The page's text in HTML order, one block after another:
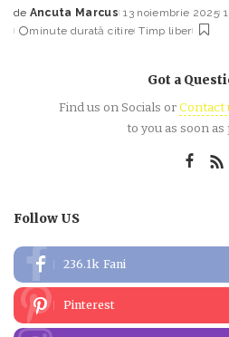
Posted
by
de Ancuta Marcus 13 noiembrie 2025
minute durată citire Timp liber
Got a
Find us on Socials orContact
to you as soon as
Follow US
236.1k Fani
Pinterest